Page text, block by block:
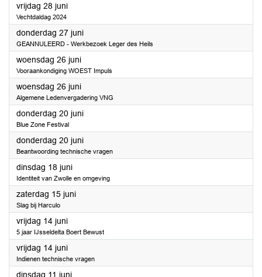
vrijdag 28 juni2024
Vechtdaldag 2024
donderdag 27 juni2024
GEANNULEERD - Werkbezoek Leger des Heils
woensdag 26 juni2024
Vooraankondiging WOEST Impuls
woensdag 26 juni2024
Algemene Ledenvergadering VNG
donderdag 20 juni2024
Blue Zone Festival
donderdag 20 juni2024
Beantwoording technische vragen
dinsdag 18 juni2024
Identiteit van Zwolle en omgeving
zaterdag 15 juni2024
Slag bij Harculo
vrijdag 14 juni2024
5 jaar IJsseldelta Boert Bewust
vrijdag 14 juni2024
Indienen technische vragen
dinsdag 11 juni2024